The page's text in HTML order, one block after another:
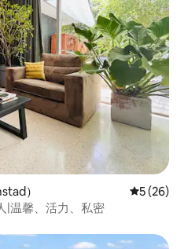
） 平均评分
5 (26)
|温馨、活力、私密